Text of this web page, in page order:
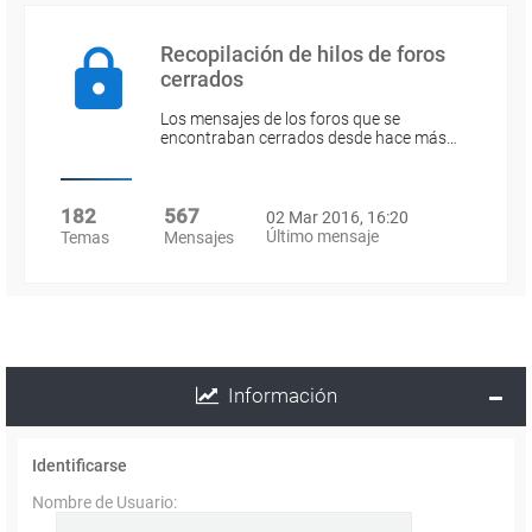
Recopilación de hilos de foros
cerrados
Los mensajes de los foros que se
encontraban cerrados desde hace más…
182
Temas
567
Mensajes
02 Mar 2016, 16:20
Último mensaje
Información
Identificarse
Nombre de Usuario: